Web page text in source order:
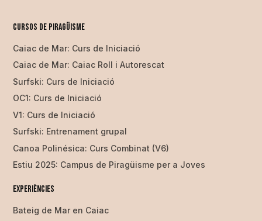
Cursos de piragüisme
Caiac de Mar: Curs de Iniciació
Caiac de Mar: Caiac Roll i Autorescat
Surfski: Curs de Iniciació
OC1: Curs de Iniciació
V1: Curs de Iniciació
Surfski: Entrenament grupal
Canoa Polinésica: Curs Combinat (V6)
Estiu 2025: Campus de Piragüisme per a Joves
Experiències
Bateig de Mar en Caiac